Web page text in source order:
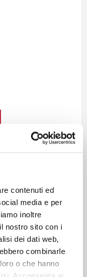
contenuti ed
media e per
inoltre
nostro sito con i
dei dati web,
combinarle
o che hanno
12
36